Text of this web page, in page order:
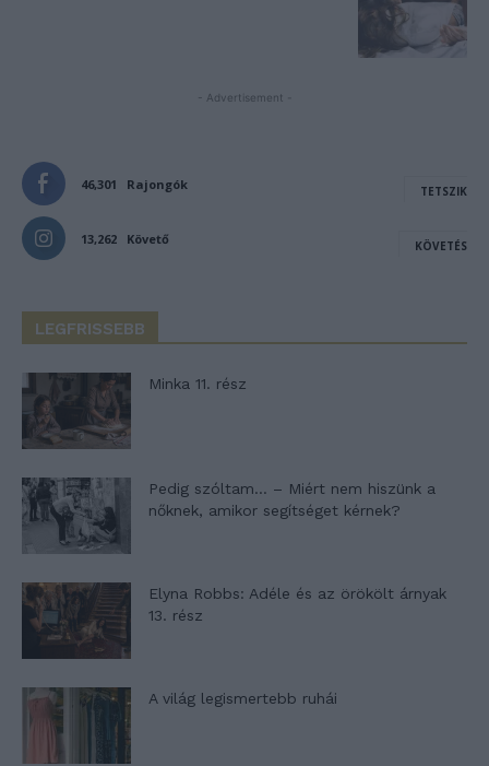
- Advertisement -
46,301 Rajongók TETSZIK
13,262 Követő KÖVETÉS
LEGFRISSEBB
Minka 11. rész
Pedig szóltam… – Miért nem hiszünk a
nőknek, amikor segítséget kérnek?
Elyna Robbs: Adéle és az örökölt árnyak
13. rész
A világ legismertebb ruhái